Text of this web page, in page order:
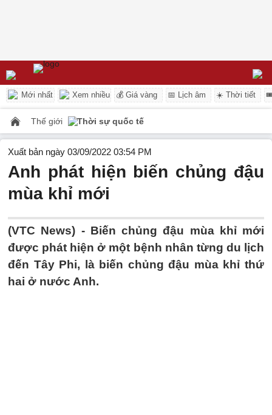
Mới nhất Xem nhiều 💰 Giá vàng 📅 Lịch âm ☀️ Thời tiết
Thế giới Thời sự quốc tế
Xuất bản ngày 03/09/2022 03:54 PM
Anh phát hiện biến chủng đậu
mùa khỉ mới
(VTC News) - Biến chủng đậu mùa khỉ mới
được phát hiện ở một bệnh nhân từng du lịch
đến Tây Phi, là biến chủng đậu mùa khỉ thứ
hai ở nước Anh.